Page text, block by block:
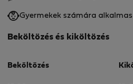
Gyermekek számára alkalmas
Beköltözés és kiköltözés
Beköltözés